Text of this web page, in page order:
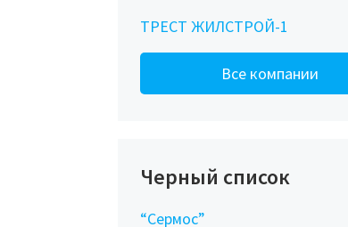
ТРЕСТ ЖИЛСТРОЙ-1
Все компании
Черный список
“Сермос”